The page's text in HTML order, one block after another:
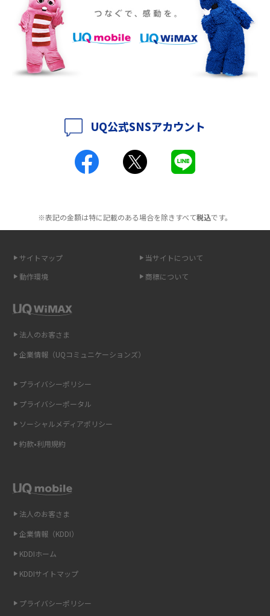
ポケット型Wi-Fiをレンタルするメリットとは？選び方や向いている方の特
徴も紹介
持ち運びできるポケット型Wi-Fiのおススメの選び方は？メリット・デメリ
ットも紹介
ポケット型Wi-Fiとは？通信の仕組みやメリット・デメリットを解説
工事不要！置くだけWi-Fiの特徴は？メリット・デメリットや選び方を解説
無制限で利用できるポケット型Wi-Fiは？選び方や通信費を抑える方法も紹
ポケット型Wi-Fi（モバイルWi-Fi）とは？おススメする方の特徴や選び方を
即日受け取りできるポケット型Wi-Fiはある？すぐに使うための方法や注意
ONU（光回線終端装置）とは？モデム・ルーター・ホームゲートウェイと
ギガバイト（GB）とは？1GBの目安やギガが足りない時の対処法を紹介
Wi-Fi 6とは？Wi-Fi 5との違いやメリットと注意点、規格の種類も解説
Wi-Fiを自宅に設置する方法は？必要なことやポイントも紹介
光ファイバーとは？仕組みやメリット・デメリットを初心者向けにわかり
やすく解説
を解説
6Gとはどんな通信技術？Beyond 5Gや実用化の課題などを解説
UQ公式SNSアカウント
※表記の金額は特に記載のある場合を除きすべて税込です。
サイトマップ
当サイトについて
動作環境
商標について
法人のお客さま
企業情報（KDDI）
KDDIホーム
KDDIサイトマップ
プライバシーポリシー
法人のお客さま
企業情報（UQコミュニケーションズ）
プライバシーポリシー
プライバシーポータル
ソーシャルメディアポリシー
約款•利用規約